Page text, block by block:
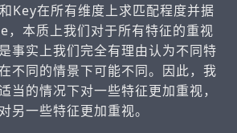
Key在所有维度上求匹配程度并据
，本质上我们对于所有特征的重视
事实上我们完全有理由认为不同特
不同的情景下可能不同。因此，我
当的情况下对一些特征更加重视，
另一些特征更加重视。